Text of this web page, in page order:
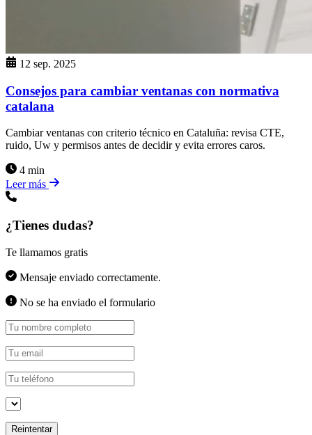
12 sep. 2025
Consejos para cambiar ventanas con normativa
catalana
Cambiar ventanas con criterio técnico en Cataluña: revisa CTE,
ruido, Uw y permisos antes de decidir y evita errores caros.
4 min
Leer más
¿Tienes dudas?
Te llamamos gratis
Mensaje enviado correctamente.
No se ha enviado el formulario
Reintentar